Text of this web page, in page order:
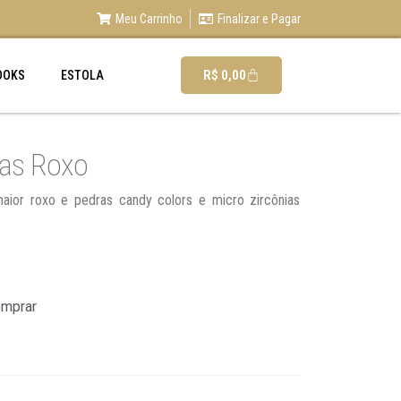
Meu Carrinho Finalizar e Pagar
ESTOLA R$ 0,00
Roxo
roxo e pedras candy colors e micro zircônias